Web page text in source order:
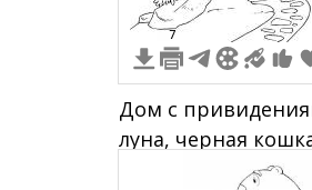
7
Дом с
луна, черная
листьев,